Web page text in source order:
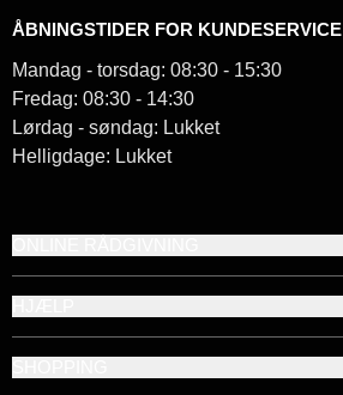
ÅBNINGSTIDER FOR KUNDESERVICE
Mandag - torsdag: 08:30 - 15:30
Fredag: 08:30 - 14:30
Lørdag - søndag: Lukket
Helligdage: Lukket